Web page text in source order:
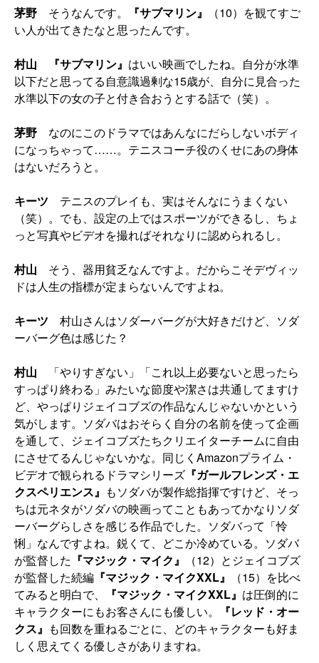
茅野 そうなんです。 『サブマリン』
（10）を観てすご
い人が出てきたなと思ったんです。
村山 『サブマリン』 はいい映画でしたね。自分が水準
以下だと思ってる自意識過剰な15歳が、自分に見合った
水準以下の女の子と付き合おうとする話で（笑）。
茅野 なのにこのドラマではあんなにだらしないボディ
になっちゃって……。テニスコーチ役のくせにあの身体
はないだろうと。
キーツ テニスのプレイも、実はそんなにうまくない
（笑）。でも、設定の上ではスポーツができるし、ちょ
っと写真やビデオを撮ればそれなりに認められるし。
村山 そう、器用貧乏なんですよ。だからこそデヴィッ
ドは人生の指標が定まらないんですよね。
キーツ 村山さんはソダーバーグが大好きだけど、ソダ
ーバーグ色は感じた？
村山 「やりすぎない」「これ以上必要ないと思ったら
すっぱり終わる」みたいな節度や潔さは共通してますけ
ど、やっぱりジェイコブズの作品なんじゃないかという
気がします。ソダバはおそらく自分の名前を使って企画
を通して、ジェイコブズたちクリエイターチームに自由
にさせてるんじゃないかな。同じくAmazonプライム・
ビデオで観られるドラマシリーズ 『ガールフレンズ・エ
クスペリエンス』 もソダバが製作総指揮ですけど、そっ
ちは元ネタがソダバの映画ってこともあってかなりソダ
ーバーグらしさを感じる作品でした。ソダバって「怜
悧」なんですよね。鋭くて、どこか冷めている。ソダバ
が監督した 『マジック・マイク』
（12）とジェイコブズ
が監督した続編 『マジック・マイクXXL』
（15）を比べ
てみると明白で、
『マジック・マイクXXL』 は圧倒的に
キャラクターにもお客さんにも優しい。
『レッド・オー
クス』 も回数を重ねるごとに、どのキャラクターも好ま
しく思えてくる優しさがありますね。